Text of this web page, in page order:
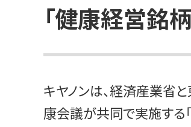
「健康経営銘
キヤノンは、経済産業省
康会議が共同で実施する